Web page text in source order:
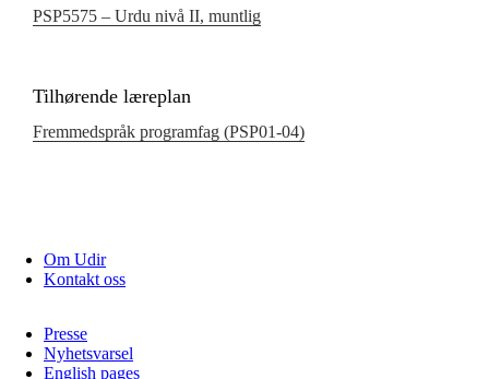
PSP5575 – Urdu nivå II, muntlig
Tilhørende læreplan
Fremmedspråk programfag (PSP01‑04)
Om Udir
Kontakt oss
Presse
Nyhetsvarsel
English pages